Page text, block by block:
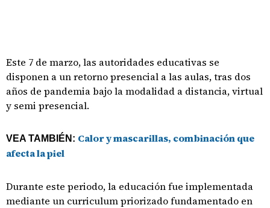
Este 7 de marzo, las autoridades educativas se
disponen a un retorno presencial a las aulas, tras dos
años de pandemia bajo la modalidad a distancia, virtual
y semi presencial.
VEA TAMBIÉN: Calor y mascarillas, combinación que
afecta la piel
Durante este periodo, la educación fue implementada
mediante un curriculum priorizado fundamentado en